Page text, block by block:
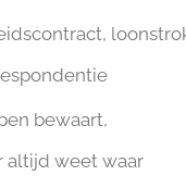
bewaart,
altijd weet waar